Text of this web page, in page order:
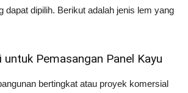
dapat dipilih. Berikut adalah jenis lem yang
Pemasangan Panel Kayu
bertingkat atau proyek komersial